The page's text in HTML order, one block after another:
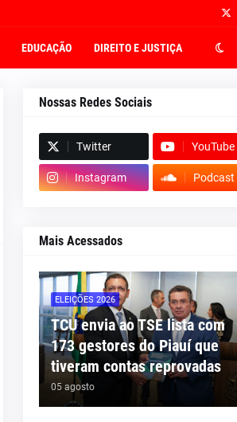
EDUCAÇÃO DIREITO E JUSTIÇA
Nossas Redes Sociais
Twitter YouTube
Instagram Podcast
Mais Acessados
ELEIÇÕES 2026
TCU envia ao TSE lista com
173 gestores do Piauí que
tiveram contas reprovadas
05 agosto